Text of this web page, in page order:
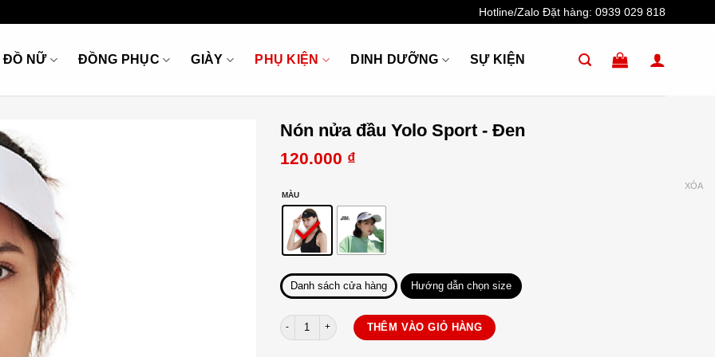
Hotline/Zalo Đặt hàng: 0939 029 818
ĐỒ NỮ ĐỒNG PHỤC GIÀY PHỤ KIỆN DINH DƯỠNG SỰ KIỆN
Nón nửa đầu Yolo Sport - Đen
120.000 ₫
MÀU
XÓA
Danh sách cửa hàng Hướng dẫn chọn size
Nón nửa đầu Yolo Sport số lượng
THÊM VÀO GIỎ HÀNG